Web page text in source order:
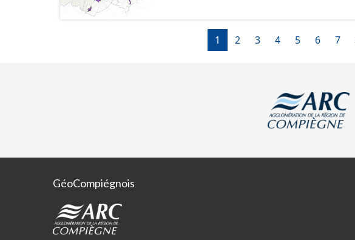
1 2 3 4 5 6 7
GéoCompiégnois